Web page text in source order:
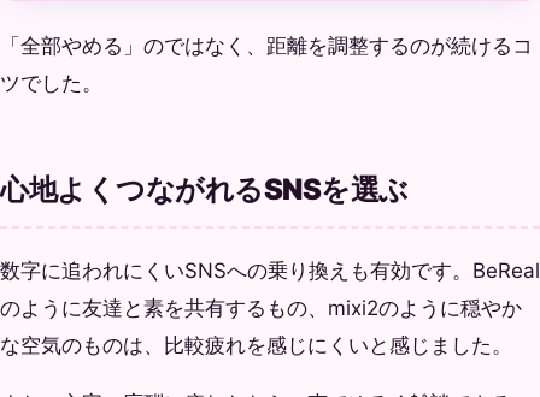
「全部やめる」のではなく、距離を調整するのが続けるコ
ツでした。
心地よくつながれるSNSを選ぶ
数字に追われにくいSNSへの乗り換えも有効です。BeReal
のように友達と素を共有するもの、mixi2のように穏やか
な空気のものは、比較疲れを感じにくいと感じました。